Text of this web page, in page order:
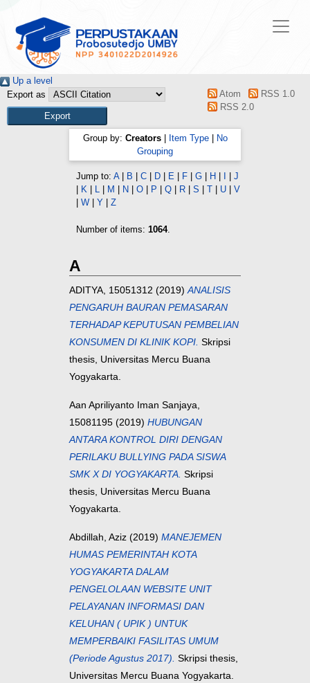
Up a level
Export as
Atom
RSS 1.0
RSS 2.0
Group by: Creators| Item Type|
No
Grouping
Jump to: A| B C D E F G H
J
K L M N O P Q R S T U
V
W Y Z
Number of items: 1064.
A
ADITYA, 15051312 (2019)ANALISIS
PENGARUH BAURAN PEMASARAN
TERHADAP KEPUTUSAN PEMBELIAN
KONSUMEN DI KLINIK KOPI. Skripsi
thesis, Universitas Mercu Buana
Yogyakarta.
Aan Apriliyanto Iman Sanjaya,
15081195 (2019) HUBUNGAN
ANTARA KONTROL DIRI DENGAN
PERILAKU BULLYING PADA SISWA
SMK X DI YOGYAKARTA. Skripsi
thesis, Universitas Mercu Buana
Yogyakarta.
Abdillah, Aziz (2019) MANEJEMEN
HUMAS PEMERINTAH KOTA
YOGYAKARTA DALAM
PENGELOLAAN WEBSITE UNIT
PELAYANAN INFORMASI DAN
KELUHAN ( UPIK ) UNTUK
MEMPERBAIKI FASILITAS UMUM
(Periode Agustus 2017). Skripsi thesis,
Universitas Mercu Buana Yogyakarta.